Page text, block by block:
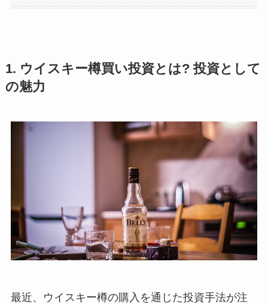
1. ウイスキー樽買い投資とは? 投資として
の魅力
最近、ウイスキー樽の購入を通じた投資手法が注